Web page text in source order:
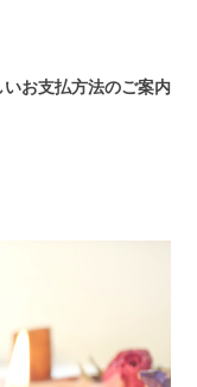
いお支払方法のご案内